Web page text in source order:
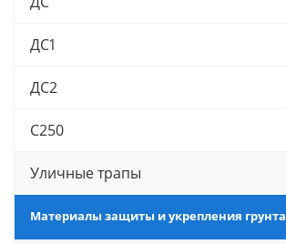
ДС1
ДС2
С250
Уличные трапы
Материалы защиты и укрепления грунта